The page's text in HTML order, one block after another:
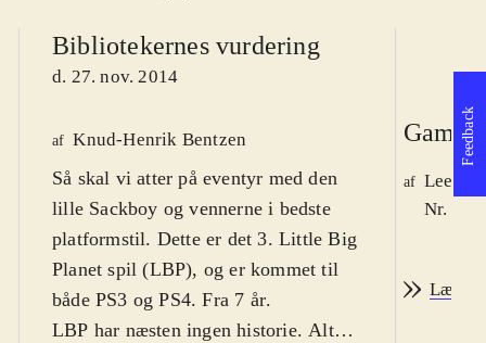
Bibliotekernes vurdering
d. 27. nov. 2014
af Knud-Henrik Bentzen
Så skal vi atter på eventyr med den
lille Sackboy og vennerne i bedste
platformstil. Dette er det 3. Little Big
Planet spil (LBP), og er kommet til
både PS3 og PS4. Fra 7 år.
LBP har næsten ingen historie. Alt
Game
af Lee
Nr.
Læs
Feedback